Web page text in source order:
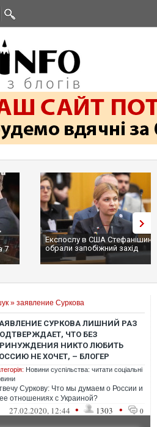
7
Експослу в США
обрали запобіжний захід
» заявление Суркова
СУРКОВА ЛИШНИЙ РАЗ
ЧТО БЕЗ
НИКТО ЛЮБИТЬ
НЕ ХОЧЕТ, – БЛОГЕР
Новини суспільства: читати соціальні
Суркову: Что мы думаем о России и
отношениях с Украиной?
27.02.2020, 12:44 • 1303 • 0